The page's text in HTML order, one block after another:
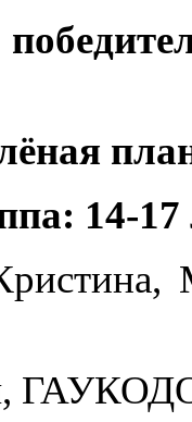
14-17